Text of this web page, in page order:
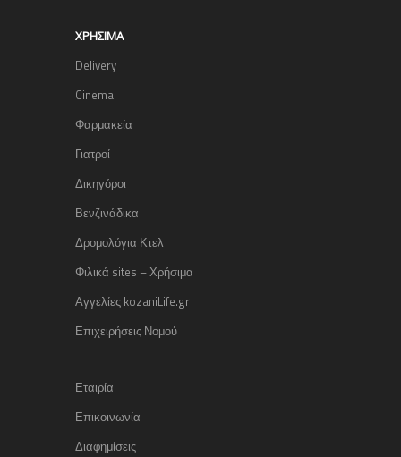
ΧΡΉΣΙΜΑ
Delivery
Cinema
Φαρμακεία
Γιατροί
Δικηγόροι
Βενζινάδικα
Δρομολόγια Κτελ
Φιλικά sites – Χρήσιμα
Αγγελίες kozaniLife.gr
Επιχειρήσεις Νομού
Εταιρία
Επικοινωνία
Διαφημίσεις